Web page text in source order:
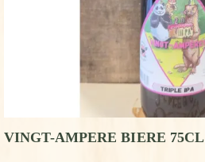
VINGT-AMPERE BIERE 75CL